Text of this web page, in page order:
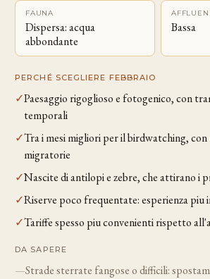
FAUNA
Dispersa: acqua
abbondante
Bassa
PERCHÉ SCEGLIERE FEBBRAIO
✓Paesaggio rigoglioso e fotogenico, con
temporali
✓Tra i mesi migliori per il birdwatching, con
migratorie
✓Nascite di antilopi e zebre, che attirano i
✓Riserve poco frequentate: esperienza piu
✓Tariffe spesso piu convenienti rispetto
DA SAPERE
—Strade sterrate fangose o difficili: